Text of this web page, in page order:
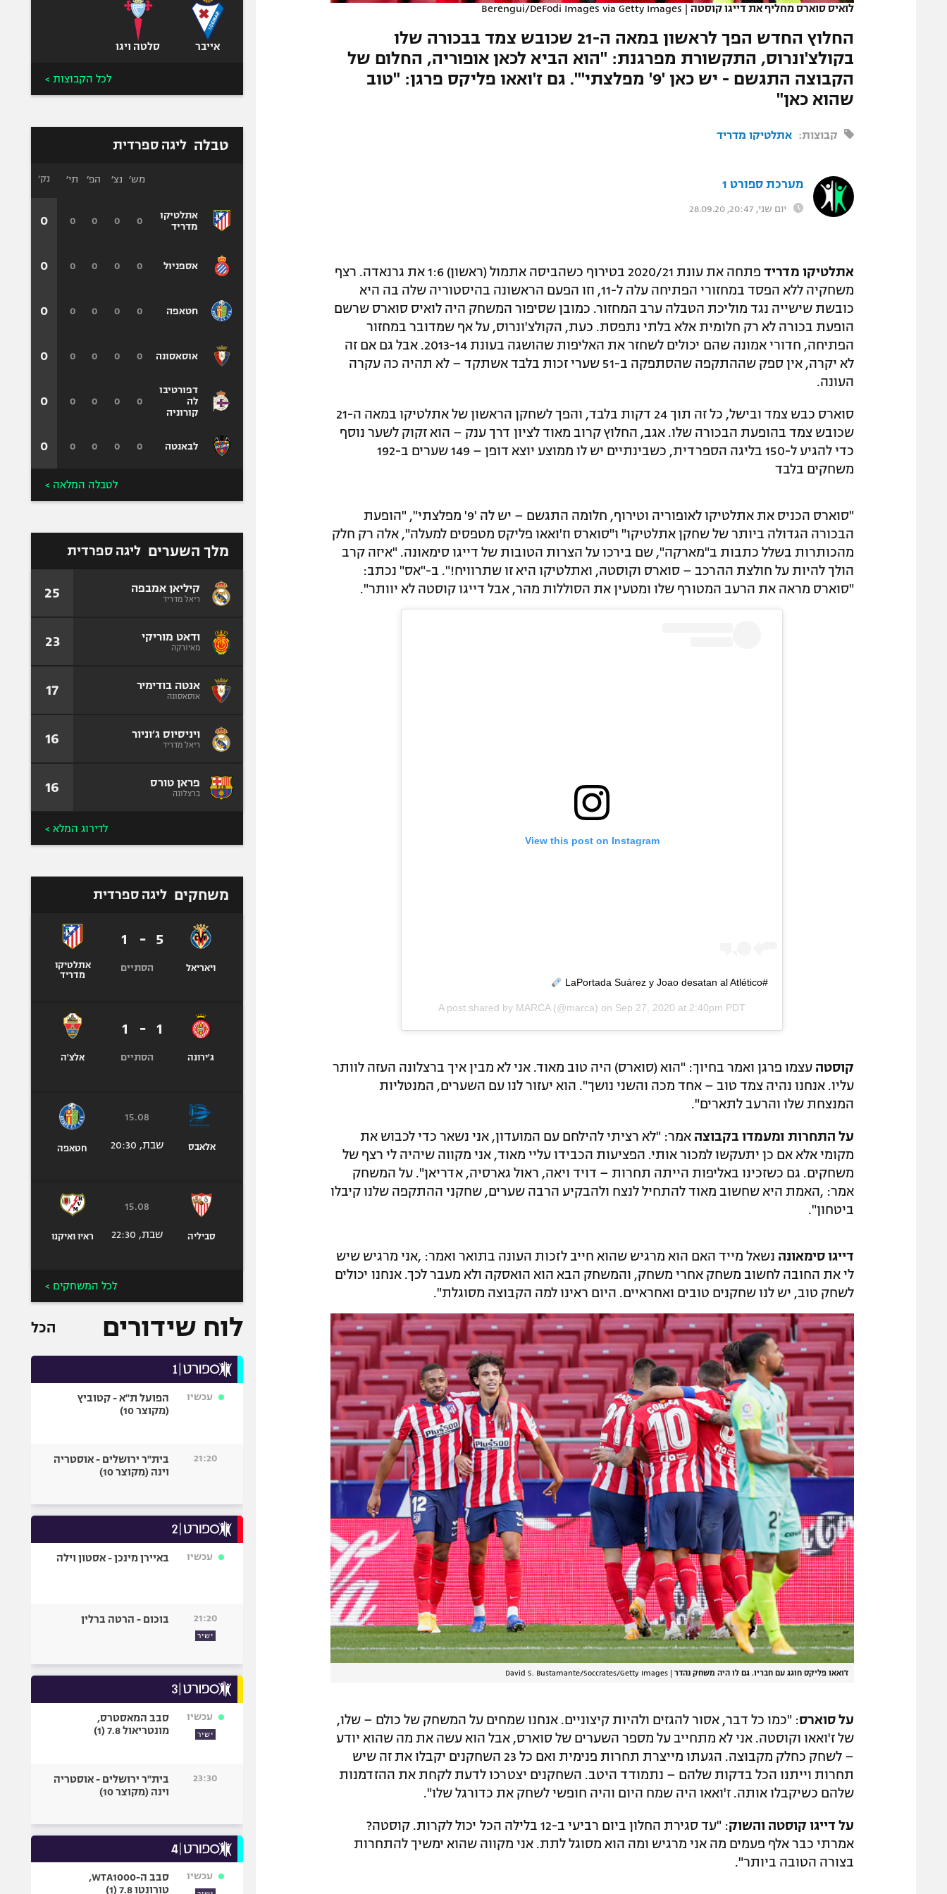
המגזיןלואיס סוארס מחליף את דייגו קוסטה |
Berengui/DeFodi Images via Getty Images
החלוץ החדש הפך לראשון במאה ה-21 שכובש צמד בבכורה שלו
בקולצ'ונרוס, התקשורת מפרגנת: "הוא הביא לכאן אופוריה, החלום של
הקבוצה התגשם - יש כאן '9' מפלצתי'". גם ז'ואאו פליקס פרגן: "טוב
שהוא כאן"
קבוצות: אתלטיקו מדריד
מערכת ספורט 1
יום שני, 20:47, 28.09.20
אתלטיקו מדריד
פתחה את עונת 2020/21 בטירוף כשהביסה אתמול (ראשון) 1:6 את גרנאדה. רצף
משחקיה ללא הפסד במחזורי הפתיחה עלה ל-11, וזו הפעם הראשונה בהיסטוריה שלה בה היא
כובשת שישייה נגד מוליכת הטבלה ערב המחזור. כמובן שסיפור המשחק היה לואיס סוארס שרשם
הופעת בכורה לא רק חלומית אלא בלתי נתפסת. כעת, הקולצ'ונרוס, על אף שמדובר במחזור
הפתיחה, חדורי אמונה שהם יכולים לשחזר את האליפות שהושגה בעונת 2013-14. אבל גם אם זה
לא יקרה, אין ספק שההתקפה שהסתפקה ב-51 שערי זכות בלבד אשתקד – לא תהיה כה עקרה
העונה.
סוארס כבש צמד ובישל, כל זה תוך 24 דקות בלבד, והפך לשחקן הראשון של אתלטיקו במאה ה-21
שכובש צמד בהופעת הבכורה שלו. אגב, החלוץ קרוב מאוד לציון דרך ענק – הוא זקוק לשער נוסף
כדי להגיע ל-150 בליגה הספרדית, כשבינתיים יש לו ממוצע יוצא דופן – 149 שערים ב-192
משחקים בלבד
"סוארס הכניס את אתלטיקו לאופוריה וטירוף, חלומה התגשם – יש לה '9' מפלצתי", "הופעת
הבכורה הגדולה ביותר של שחקן אתלטיקו" ו"סוארס וז'ואאו פליקס מטפסים למעלה", אלה רק חלק
מהכותרות בשלל כתבות ב"מארקה", שם בירכו על הצרות הטובות של דייגו סימאונה. "איזה קרב
הולך להיות על חולצת ההרכב – סוארס וקוסטה, ואתלטיקו היא זו שתרוויח!". ב-"אס" נכתב:
"סוארס מראה את הרעב המטורף שלו ומטעין את הסוללות מהר, אבל דייגו קוסטה לא יוותר".
View this post on Instagram
#LaPortada Suárez y Joao desatan al Atlético
A post shared by MARCA(@marca) on Sep 27, 2020 at 2:40pm PDT
קוסטה עצמו פרגן ואמר בחיוך: "הוא (סוארס) היה טוב מאוד. אני לא מבין איך ברצלונה העזה לוותר
עליו. אנחנו נהיה צמד טוב – אחד מכה והשני נושך". הוא יעזור לנו עם השערים, המנטליות
המנצחת שלו והרעב לתארים".
על התחרות ומעמדו בקבוצה אמר: "לא רציתי להילחם עם המועדון, אני נשאר כדי לכבוש את
מקומי אלא אם כן יתעקשו למכור אותי. הפציעות הכבידו עליי מאוד, אני מקווה שיהיה לי רצף של
משחקים. גם כשזכינו באליפות הייתה תחרות – דויד ויאה, ראול גארסיה, אדריאן". על המשחק
אמר: ,האמת היא שחשוב מאוד להתחיל לנצח ולהבקיע הרבה שערים, שחקני ההתקפה שלנו קיבלו
ביטחון".
דייגו סימאונה נשאל מייד האם הוא מרגיש שהוא חייב לזכות העונה בתואר ואמר: ,אני מרגיש שיש
לי את החובה לחשוב משחק אחרי משחק, והמשחק הבא הוא הואסקה ולא מעבר לכך. אנחנו יכולים
לשחק טוב, יש לנו שחקנים טובים ואחראיים. היום ראינו למה הקבוצה מסוגלת".
ז'ואאו פליקס חוגג עם חבריו. גם לו היה משחק נהדר |
David S. Bustamante/Soccrates/Getty Images
על סוארס: "כמו כל דבר, אסור להגזים ולהיות קיצוניים. אנחנו שמחים על המשחק של כולם – שלו,
של ז'ואאו וקוסטה. אני לא מתחייב על מספר השערים של סוארס, אבל הוא עשה את מה שהוא יודע
– לשחק כחלק מקבוצה. הגעתו מייצרת תחרות פנימית ואם כל 23 השחקנים יקבלו את זה שיש
תחרות וייתנו הכל בדקות שלהם – נתמודד היטב. השחקנים יצטרכו לדעת לקחת את ההזדמנות
שלהם כשיקבלו אותה. ז'ואאו היה שמח היום והיה חופשי לשחק את כדורגל שלו".
על דייגו קוסטה והשוק
: "עד סגירת החלון ביום רביעי ב-12 בלילה הכל יכול לקרות. קוסטה?
אמרתי כבר אלף פעמים מה אני מרגיש ומה הוא מסוגל לתת. אני מקווה שהוא ימשיך להתחרות
בצורה הטובה ביותר".
אייבר סלטה ויגו
לכל הקבוצות >
טבלה ליגה ספרדית
אתלטיקו
מדריד
אספניול
חטאפה
אוסאסונה
דפורטיבו
לה
קורוניה
לבאנטה
מש׳ נצ׳ הפ׳ תי׳
0
0
0
0
0
0
0
0
0
0
0
0
0
0
0
0
0
0
0
0
0
0
0
0
נק׳
0
0
0
0
0
0
לטבלה המלאה >
מלך השערים ליגה ספרדית
קיליאן אמבפה
ריאל מדריד 25
ודאט מוריקי
מאיורקה 23
אנטה בודימיר
אוסאסונה 17
ויניסיוס ג׳וניור
ריאל מדריד 16
פראן טורס
ברצלונה 16
לדירוג המלא >
משחקים ליגה ספרדית
ויאריאל
5
-
1
הסתיים
אתלטיקו
מדריד
ג'ירונה
1
-
1
הסתיים אלצ'ה
אלאבס
15.08
שבת, 20:30 חטאפה
סביליה
15.08
שבת, 22:30 ראיו ואיקנו
לכל המשחקים >
לוח שידורים הכל
עכשיו
הפועל ת"א - קטוביץ
(מקוצר 10)
21:20
בית"ר ירושלים - אוסטריה
וינה (מקוצר 10)
עכשיו באיירן מינכן - אסטון וילה
21:20
ישיר
בוכום - הרטה ברלין
עכשיו
ישיר
סבב המאסטרס,
מונטריאול 7.8 (1)
23:30
בית"ר ירושלים - אוסטריה
וינה (מקוצר 10)
עכשיו
סבב ה-WTA1000,
טורונטו 7.8 (1)